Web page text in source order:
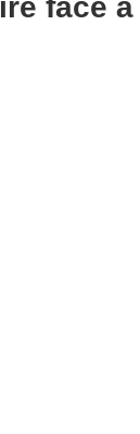
face